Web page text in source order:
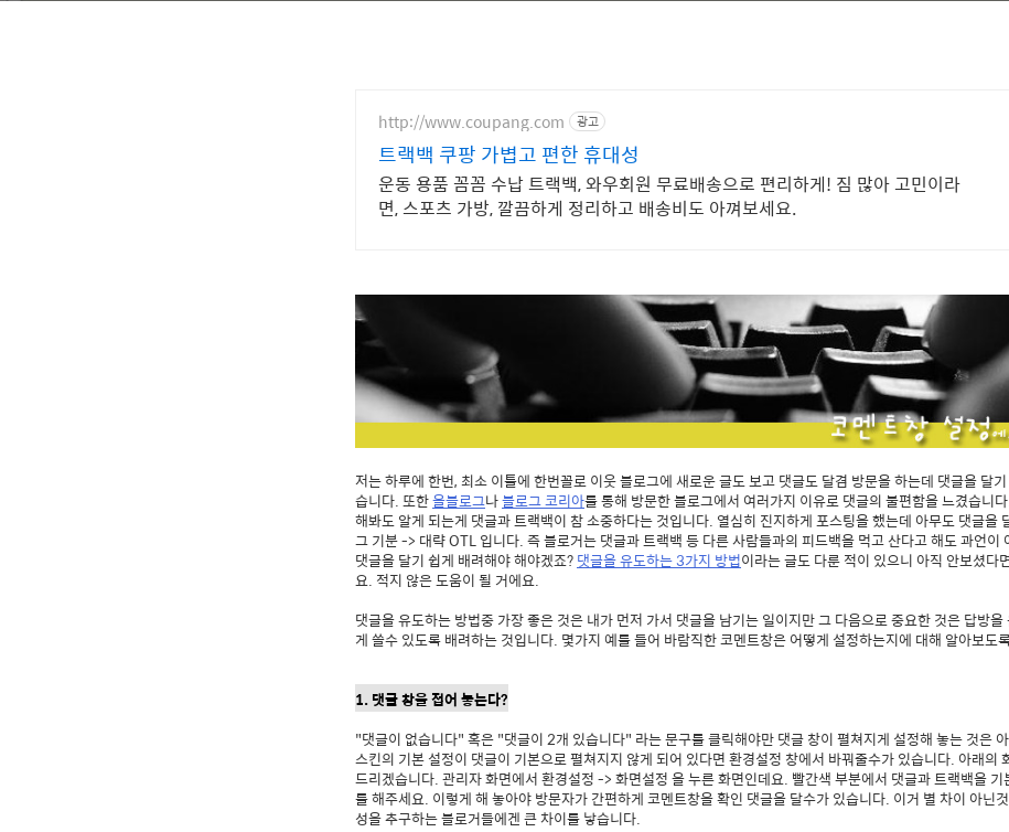
http://www.coupang.com 광고
트랙백 쿠팡 가볍고 편한 휴대성
운동 용품 꼼꼼 수납 트랙백, 와우회원 무료배송으로 편리하게! 짐 많아 고민이라
면, 스포츠 가방, 깔끔하게 정리하고 배송비도 아껴보세요.
저는 하루에 한번, 최소 이틀에 한번꼴로 이웃 블로그에 새로운 글도 보고 댓글도 달겸 방문을 하는데 댓글을 달
습니다. 또한올블로그나블로그 코리아를 통해 방문한 블로그에서 여러가지 이유로 댓글의 불편함을 느겼습니
해봐도 알게 되는게 댓글과 트랙백이 참 소중하다는 것입니다. 열심히 진지하게 포스팅을 했는데 아무도 댓글을
그 기분 -> 대략 OTL 입니다. 즉 블로거는 댓글과 트랙백 등 다른 사람들과의 피드백을 먹고 산다고 해도 과언이
댓글을 달기 쉽게 배려해야 해야겠죠?댓글을 유도하는 3가지 방법이라는 글도 다룬 적이 있으니 아직 안보셨다
요. 적지 않은 도움이 될 거에요.
댓글을 유도하는 방법중 가장 좋은 것은 내가 먼저 가서 댓글을 남기는 일이지만 그 다음으로 중요한 것은 답방을
게 쓸수 있도록 배려하는 것입니다. 몇가지 예를 들어 바람직한 코멘트창은 어떻게 설정하는지에 대해 알아보도
1. 댓글 창을 접어 놓는다?
"댓글이 없습니다" 혹은 "댓글이 2개 있습니다" 라는 문구를 클릭해야만 댓글 창이 펼쳐지게 설정해 놓는 것은
스킨의 기본 설정이 댓글이 기본으로 펼쳐지지 않게 되어 있다면 환경설정 창에서 바꿔줄수가 있습니다. 아래의
드리겠습니다. 관리자 화면에서 환경설정 -> 화면설정 을 누른 화면인데요. 빨간색 부분에서 댓글과 트랙백을
를 해주세요. 이렇게 해 놓아야 방문자가 간편하게 코멘트창을 확인 댓글을 달수가 있습니다. 이거 별 차이 아닌
성을 추구하는 블로거들에겐 큰 차이를 낳습니다.